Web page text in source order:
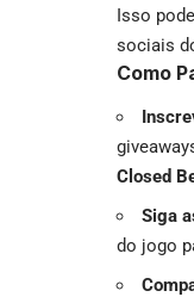
Isso
sociais
Como
Closed
Siga
do jogo